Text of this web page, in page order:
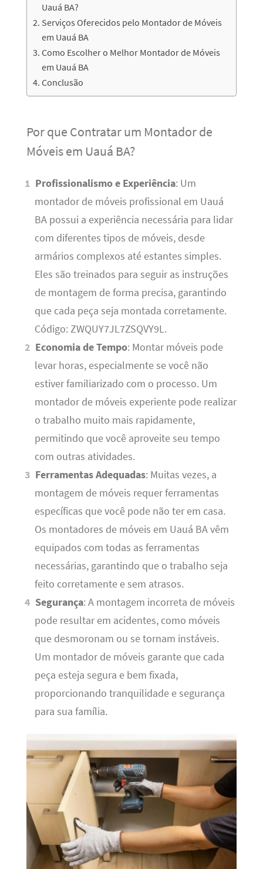
Uauá BA?
Serviços Oferecidos pelo Montador de Móveis
em Uauá BA
Como Escolher o Melhor Montador de Móveis
em Uauá BA
Conclusão
Por que Contratar um Montador de
Móveis em Uauá BA?
Profissionalismo e Experiência: Um
montador de móveis profissional em Uauá
BA possui a experiência necessária para lidar
com diferentes tipos de móveis, desde
armários complexos até estantes simples.
Eles são treinados para seguir as instruções
de montagem de forma precisa, garantindo
que cada peça seja montada corretamente.
Código: ZWQUY7JL7ZSQVY9L.
Economia de Tempo: Montar móveis pode
levar horas, especialmente se você não
estiver familiarizado com o processo. Um
montador de móveis experiente pode realizar
o trabalho muito mais rapidamente,
permitindo que você aproveite seu tempo
com outras atividades.
Ferramentas Adequadas: Muitas vezes, a
montagem de móveis requer ferramentas
específicas que você pode não ter em casa.
Os montadores de móveis em Uauá BA vêm
equipados com todas as ferramentas
necessárias, garantindo que o trabalho seja
feito corretamente e sem atrasos.
Segurança: A montagem incorreta de móveis
pode resultar em acidentes, como móveis
que desmoronam ou se tornam instáveis.
Um montador de móveis garante que cada
peça esteja segura e bem fixada,
proporcionando tranquilidade e segurança
para sua família.